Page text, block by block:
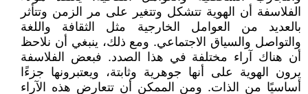
الفلاسفة أن الهوية تتشكل وتتغير على مر الزمن وتتأثر
بالعديد من العوامل الخارجية مثل الثقافة واللغة
والتواصل والسياق الاجتماعي. ومع ذلك، ينبغي أن نلاحظ
أن هناك آراء مختلفة في هذا الصدد. فبعض الفلاسفة
يرون الهوية على أنها جوهرية وثابتة، ويعتبرونها جزءًا
أساسيًا من الذات. ومن الممكن أن تتعارض هذه الآراء